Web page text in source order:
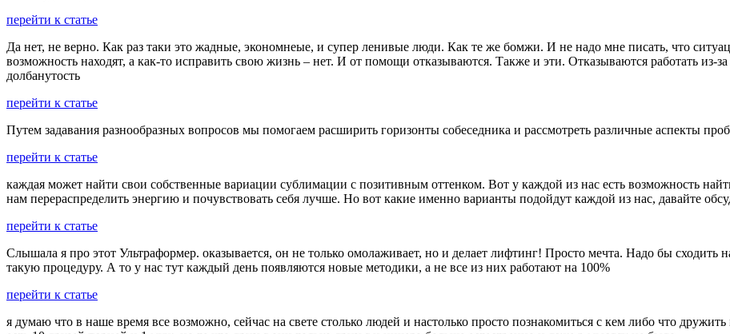
перейти к статье
Да нет, не верно. Как раз таки это жадные, экономнеые, и супер ленивые люди. Как те же бомжи. И не надо мне писать, что
возможность находят, а как-то исправить свою жизнь – нет. И от помощи отказываются. Также и эти. Отказываются работать из-
долбанутость
перейти к статье
Путем задавания разнообразных вопросов мы помогаем расширить горизонты собеседника и рассмотреть различные аспекты
перейти к статье
каждая может найти свои собственные вариации сублимации с позитивным оттенком. Вот у каждой из нас есть возможность
нам перераспределить энергию и почувствовать себя лучше. Но вот какие именно варианты подойдут каждой из нас, давайте
перейти к статье
Слышала я про этот Ультраформер. оказывается, он не только омолаживает, но и делает лифтинг! Просто мечта. Надо бы сходить
такую процедуру. А то у нас тут каждый день появляются новые методики, а не все из них работают на 100%
перейти к статье
я думаю что в наше время все возможно, сейчас на свете столько людей и настолько просто познакомиться с кем либо что